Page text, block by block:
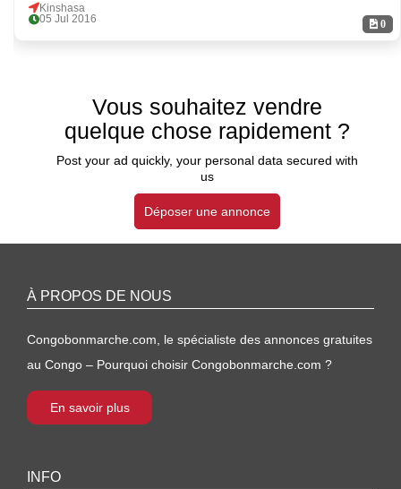
0
Kinshasa
05 Jul 2016
Vous souhaitez vendre
quelque chose rapidement ?
Post your ad quickly, your personal data secured with
us
Déposer une annonce
À PROPOS DE NOUS
Congobonmarche.com, le spécialiste des annonces gratuites
au Congo – Pourquoi choisir Congobonmarche.com ?
En savoir plus
INFO